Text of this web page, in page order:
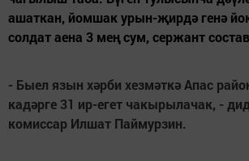
ашаткан, йомшак урын-җирдә генә
солдат аена 3 мең сум, сержант
- Быел язын хәрби хезмәткә Апас
кадәрге 31 ир-егет чакырылачак, -
комиссар Илшат Паймурзин.